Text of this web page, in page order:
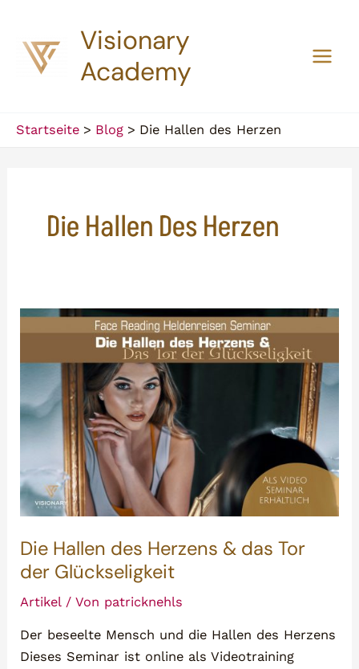
springen
Visionary
Academy
Startseite Blog Die Hallen des Herzen
Die Hallen Des Herzen
Die Hallen des Herzens & das Tor
der Glückseligkeit
Artikel / Von patricknehls
Der beseelte Mensch und die Hallen des Herzens
Dieses Seminar ist online als Videotraining